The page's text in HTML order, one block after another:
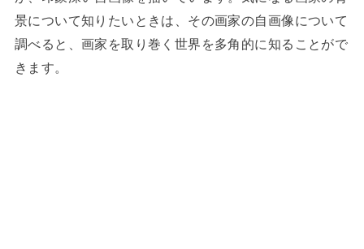
景について知りたいときは、その画家の自画像について
調べると、画家を取り巻く世界を多角的に知ることがで
きます。